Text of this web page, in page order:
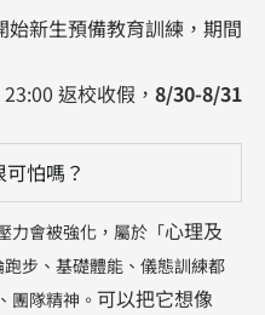
始新生預備教育訓練，期間
返校收假， 8/30-8/31
怕嗎？
力會被強化，屬於「心理及
跑步、基礎體能、儀態訓練都
團隊精神。 可以把它想像